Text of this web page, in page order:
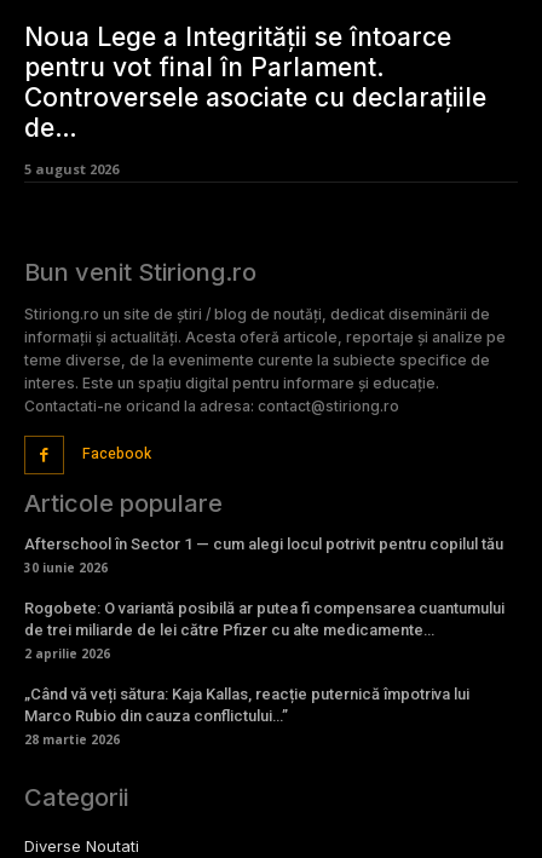
Noua Lege a Integrității se întoarce
pentru vot final în Parlament.
Controversele asociate cu declarațiile
de…
5 august 2026
Bun venit Stiriong.ro
Stiriong.ro un site de știri / blog de noutăți, dedicat diseminării de
informații și actualități. Acesta oferă articole, reportaje și analize pe
teme diverse, de la evenimente curente la subiecte specifice de
interes. Este un spațiu digital pentru informare și educație.
Contactati-ne oricand la adresa: contact@stiriong.ro
Facebook
Articole populare
Afterschool în Sector 1 — cum alegi locul potrivit pentru copilul tău
30 iunie 2026
Rogobete: O variantă posibilă ar putea fi compensarea cuantumului
de trei miliarde de lei către Pfizer cu alte medicamente…
2 aprilie 2026
„Când vă veți sătura: Kaja Kallas, reacție puternică împotriva lui
Marco Rubio din cauza conflictului…”
28 martie 2026
Categorii
Diverse Noutati